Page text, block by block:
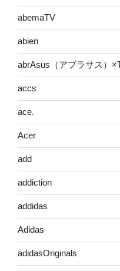
abemaTV
abien
abrAsus（アブラサス）
accs
ace.
Acer
add
addiction
addidas
Adidas
adidasOriginals